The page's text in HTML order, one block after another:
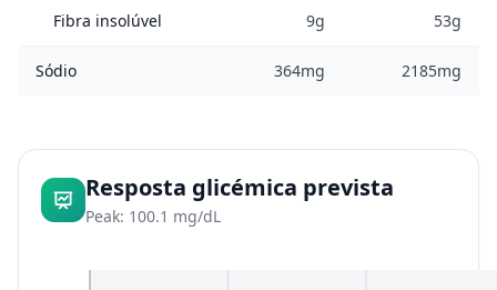
Fibra insolúvel 9g 53g
Sódio 364mg 2185mg
Resposta glicémica prevista
Peak: 100.1 mg/dL